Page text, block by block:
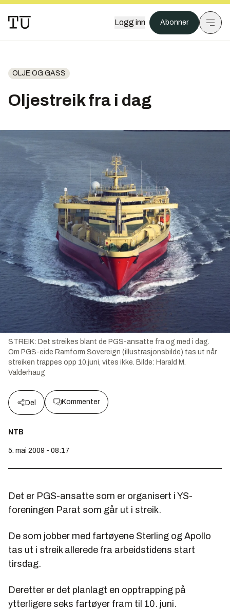
Logg inn Abonner
OLJE OG GASS
Oljestreik fra i dag
STREIK: Det streikes blant de PGS-ansatte fra og med i dag.
Om PGS-eide Ramform Sovereign (illustrasjonsbilde) tas ut når
streiken trappes opp 10.juni, vites ikke. Bilde: Harald M.
Valderhaug
Del Kommenter
NTB
5. mai 2009 - 08:17
Det er PGS-ansatte som er organisert i YS-
foreningen Parat som går ut i streik.
De som jobber med fartøyene Sterling og Apollo
tas ut i streik allerede fra arbeidstidens start
tirsdag.
Deretter er det planlagt en opptrapping på
ytterligere seks fartøyer fram til 10. juni.